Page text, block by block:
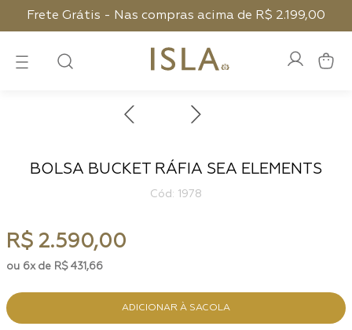
Frete Grátis - Nas compras acima de R$ 2.199,00
BOLSA BUCKET RÁFIA SEA ELEMENTS
: 1978
R$ 2.590,00
6 R$ 431 ,66
ADICIONAR À SACOLA